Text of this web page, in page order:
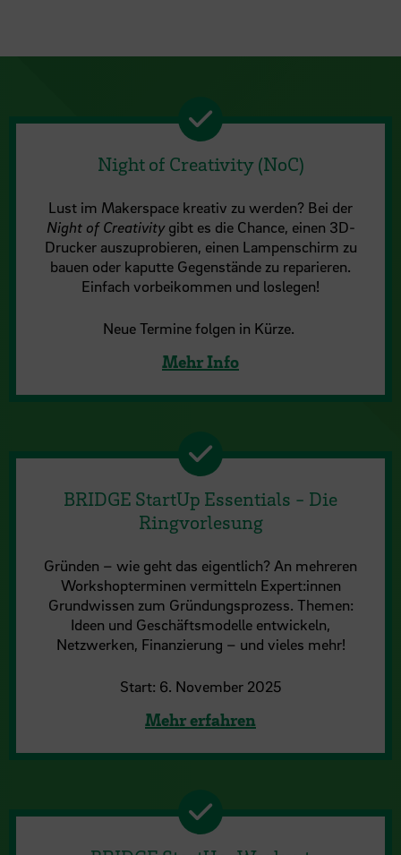
Night of Creativity (NoC)
Lust im Makerspace kreativ zu werden? Bei der
Night of Creativitygibt es die Chance, einen 3D-
Drucker auszuprobieren, einen Lampenschirm zu
bauen oder kaputte Gegenstände zu reparieren.
Einfach vorbeikommen und loslegen!
Neue Termine folgen in Kürze.
Mehr Info
BRIDGE StartUp Essentials - Die
Ringvorlesung
Gründen – wie geht das eigentlich? An mehreren
Workshopterminen vermitteln Expert:innen
Grundwissen zum Gründungsprozess. Themen:
Ideen und Geschäftsmodelle entwickeln,
Netzwerken, Finanzierung – und vieles mehr!
Start: 6. November 2025
Mehr erfahren